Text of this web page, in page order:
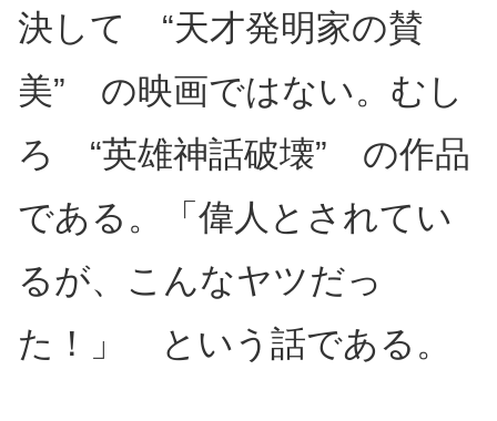
決して “天才発明家の賛
美” の映画ではない。むし
ろ “英雄神話破壊” の作品
である。「偉人とされてい
るが、こんなヤツだっ
た！」 という話である。